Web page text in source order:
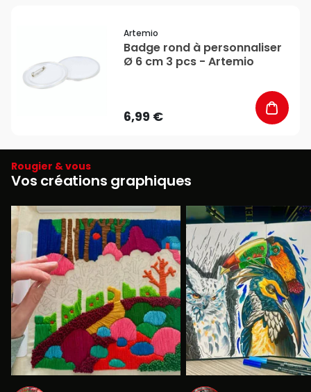
Artemio
Badge rond à personnaliser
Ø 6 cm 3 pcs - Artemio
6,99 €
Rougier & vous
Vos créations graphiques